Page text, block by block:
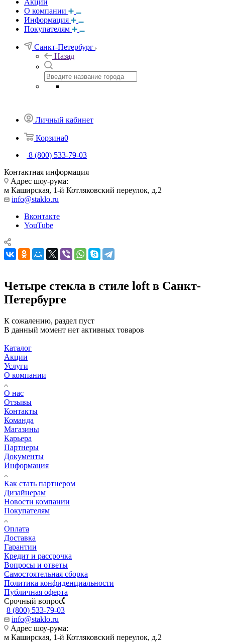
Акции
О компании
Информация
Покупателям
Санкт-Петербург
Назад
Личный кабинет
Корзина0
8 (800) 533-79-03
Контактная информация
Адрес шоу-рума:
м Каширская, 1-й Котляковский переулок, д.2
info@staklo.ru
Вконтакте
YouTube
Четыре стекла в стиле loft в Санкт-
Петербурге
К сожалению, раздел пуст
В данный момент нет активных товаров
Каталог
Акции
Услуги
О компании
О нас
Отзывы
Контакты
Команда
Магазины
Карьера
Партнеры
Документы
Информация
Как стать партнером
Дизайнерам
Новости компании
Покупателям
Оплата
Доставка
Гарантии
Кредит и рассрочка
Вопросы и ответы
Самостоятельная сборка
Политика конфиденциальности
Публичная оферта
Срочный вопрос
8 (800) 533-79-03
info@staklo.ru
Адрес шоу-рума:
м Каширская, 1-й Котляковский переулок, д.2